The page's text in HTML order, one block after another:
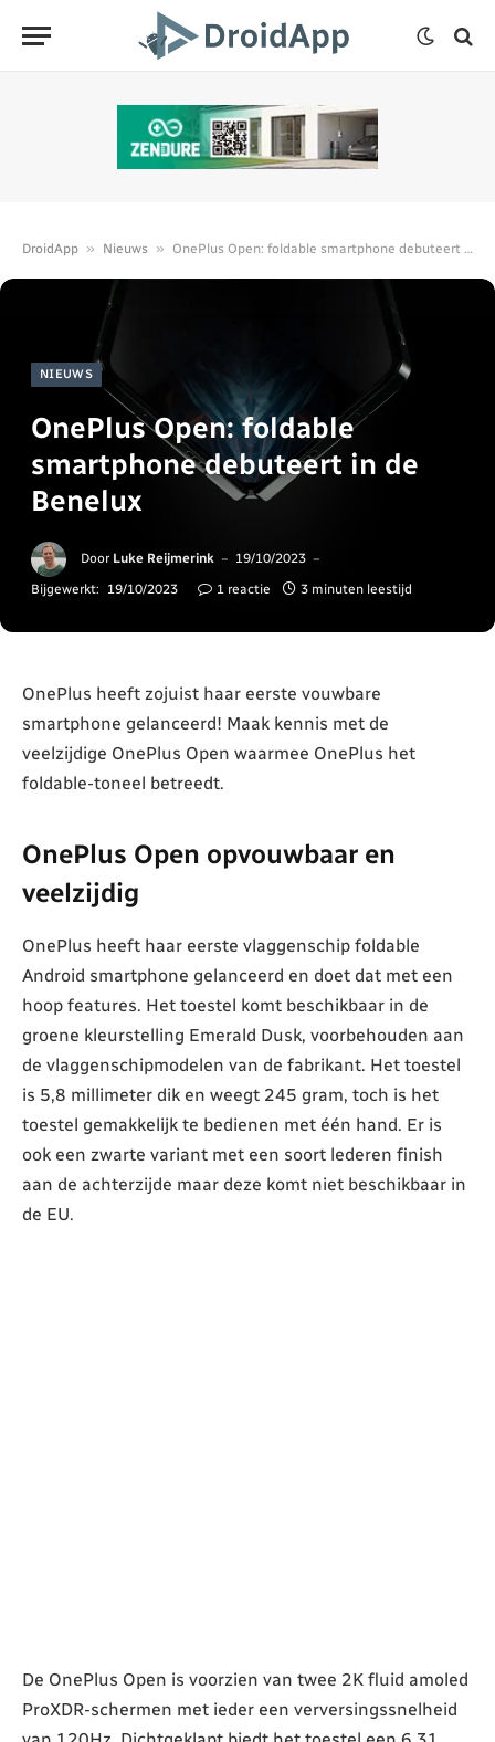
DroidApp » Nieuws » OnePlus Open: foldable smartphone debuteert in de Benelux
NIEUWS
OnePlus Open: foldable
smartphone debuteert in de
Benelux
Door Luke Reijmerink
19/10/2023
Bijgewerkt:
19/10/2023 1 reactie 3 minuten leestijd
OnePlus heeft zojuist haar eerste vouwbare
smartphone gelanceerd! Maak kennis met de
veelzijdige OnePlus Open waarmee OnePlus het
foldable-toneel betreedt.
OnePlus Open opvouwbaar en
veelzijdig
OnePlus heeft haar eerste vlaggenschip foldable
Android smartphone gelanceerd en doet dat met een
hoop features. Het toestel komt beschikbaar in de
groene kleurstelling Emerald Dusk, voorbehouden aan
de vlaggenschipmodelen van de fabrikant. Het toestel
is 5,8 millimeter dik en weegt 245 gram, toch is het
toestel gemakkelijk te bedienen met één hand. Er is
ook een zwarte variant met een soort lederen finish
aan de achterzijde maar deze komt niet beschikbaar in
de EU.
De OnePlus Open is voorzien van twee 2K fluid amoled
ProXDR-schermen met ieder een verversingssnelheid